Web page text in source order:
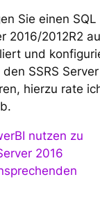
Sie einen SQL
2016/2012R2
und
SSRS Server
hierzu rate
nutzen zu
2016